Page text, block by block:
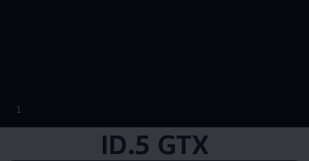
1
ID.5 GTX